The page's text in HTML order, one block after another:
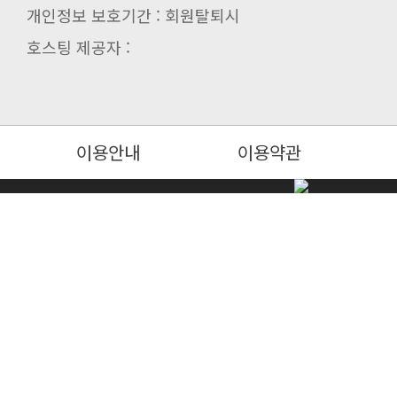
개인정보 보호기간 : 회원탈퇴시
호스팅 제공자 :
이용안내 이용약관